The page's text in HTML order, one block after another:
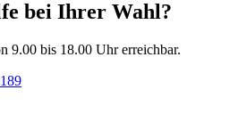
bei Ihrer Wahl?
9.00 bis 18.00 Uhr erreichbar.